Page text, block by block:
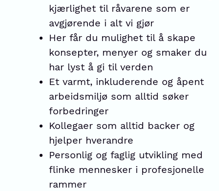
kjærlighet til råvarene som er
avgjørende i alt vi gjør
Her får du mulighet til å skape
konsepter, menyer og smaker du
har lyst å gi til verden
Et varmt, inkluderende og åpent
arbeidsmiljø som alltid søker
forbedringer
Kollegaer som alltid backer og
hjelper hverandre
Personlig og faglig utvikling med
flinke mennesker i profesjonelle
rammer